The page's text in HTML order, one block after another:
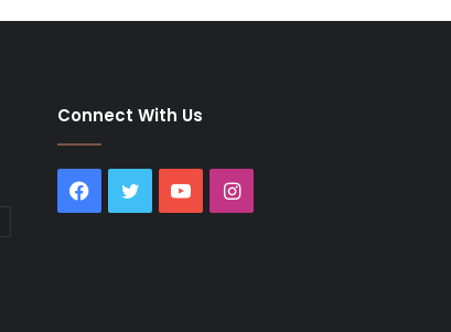
Connect With Us
Facebook
Twitter YouTubeInstagram